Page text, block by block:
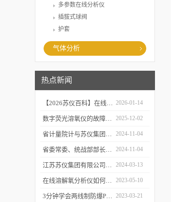
多参数在线分析仪
插拔式球阀
护套
气体分析
热点新闻
【2026苏仪百科】在线溶解氧分析仪的工作原及应用领域 2026-01-14
数字荧光溶氧仪的故障诊断与可靠性分析 2025-12-02
省计量院计与苏仪集团开展党建共建活动 2024-11-04
省委常委、统战部部长胡广杰来金调研 2024-11-04
江苏苏仪集团有限公司感恩回顾2023 携手并进2024 2024-03-13
在线溶解氧分析仪如何校准和维护？ 2023-05-10
3分钟学会两线制防爆PH计的操作步骤 2023-03-21